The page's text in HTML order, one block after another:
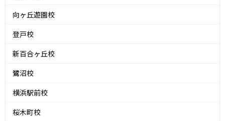
向ヶ丘遊園校
登戸校
新百合ヶ丘校
鷺沼校
横浜駅前校
桜木町校